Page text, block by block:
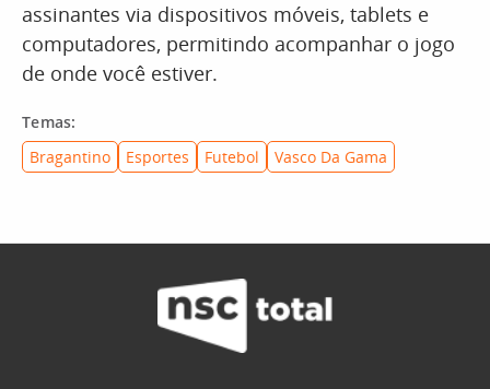
assinantes via dispositivos móveis, tablets e
computadores, permitindo acompanhar o jogo
de onde você estiver.
Temas:
Bragantino
Esportes Futebol Vasco Da Gama